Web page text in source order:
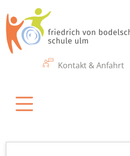
Kontakt & Anfahrt
körperlichen & motorischen